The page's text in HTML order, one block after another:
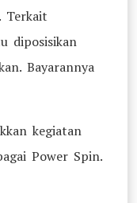
Terkait
diposisikan
Bayarannya
kegiatan
Power Spin.